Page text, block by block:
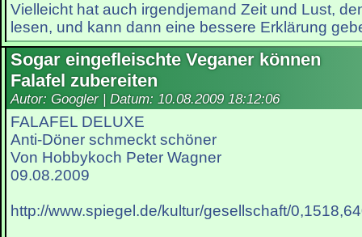
Vielleicht hat auch irgendjemand Zeit und Lust,
lesen, und kann dann eine bessere Erklärung
Sogar eingefleischte Veganer können
Falafel zubereiten
Autor: Googler | Datum: 10.08.2009 18:12:06
FALAFEL DELUXE
Anti-Döner schmeckt schöner
Von Hobbykoch Peter Wagner
09.08.2009
http://www.spiegel.de/kultur/gesellschaft/